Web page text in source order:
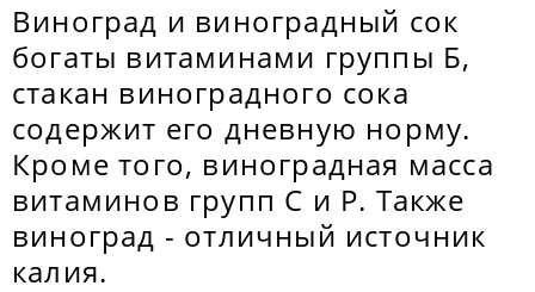
Виноград и виноградный сок
богаты витаминами группы Б,
стакан виноградного сока
содержит его дневную норму.
Кроме того, виноградная масса
витаминов групп C и P. Также
виноград - отличный источник
калия.